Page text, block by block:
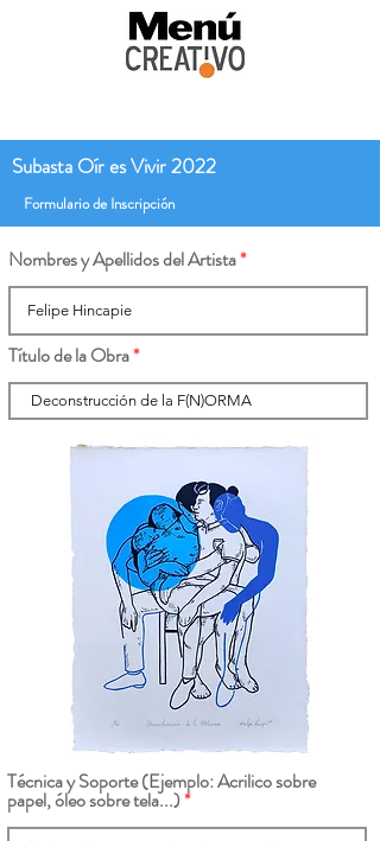
Subasta Oír es Vivir 2022
Formulario de Inscripción
Nombres y Apellidos del Artista
Título de la Obra
Técnica y Soporte (Ejemplo: Acrilico sobre
papel, óleo sobre tela...)